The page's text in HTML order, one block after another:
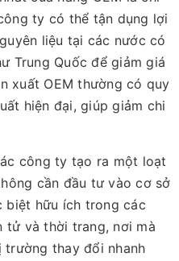
ty có thể tận dụng lợi
liệu tại các nước có
Trung Quốc để giảm giá
xuất OEM thường có quy
hiện đại, giúp giảm chi
công ty tạo ra một loạt
cần đầu tư vào cơ sở
biệt hữu ích trong các
tử và thời trang, nơi mà
trường thay đổi nhanh